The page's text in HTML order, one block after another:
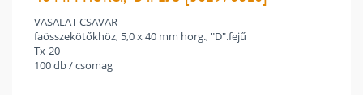
VASALAT CSAVAR
faösszekötőkhöz, 5,0 x 40 mm horg., "D".fejű
Tx-20
100 db / csomag